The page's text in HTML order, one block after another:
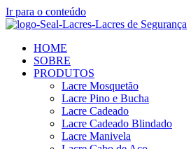
Ir para o conteúdo
HOME
SOBRE
PRODUTOS
Lacre Mosquetão
Lacre Pino e Bucha
Lacre Cadeado
Lacre Cadeado Blindado
Lacre Manivela